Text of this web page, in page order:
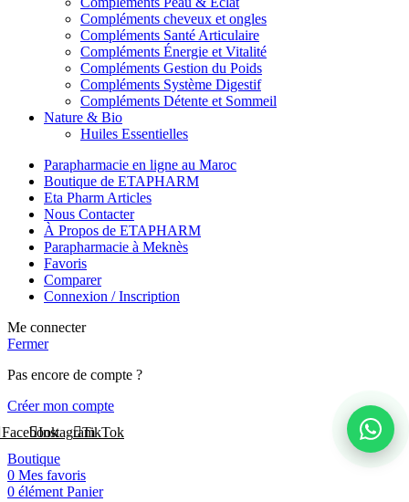
Compléments cheveux et ongles
Compléments Santé Articulaire
Compléments Énergie et Vitalité
Compléments Gestion du Poids
Compléments Système Digestif
Compléments Détente et Sommeil
Nature & Bio
Huiles Essentielles
Parapharmacie en ligne au Maroc
Boutique de ETAPHARM
Eta Pharm Articles
Nous Contacter
À Propos de ETAPHARM
Parapharmacie à Meknès
Favoris
Comparer
Connexion / Inscription
Me connecter
Fermer
Pas encore de compte ?
Créer mon compte
FacebookInstagramTikTok
Boutique
0 Mes favoris
0 élément Panier